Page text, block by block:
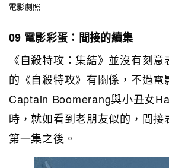
電影劇照
09 電影彩蛋：間接的續集
《自殺特攻：集結》並沒有刻
的《自殺特攻》有關係，不過電
Captain Boomerang與小丑女
時，就如看到老朋友似的，間接
第一集之後。